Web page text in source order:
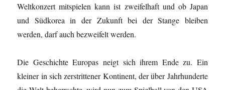
Weltkonzert mitspielen kann ist zweifelhaft und ob Japan
und Südkorea in der Zukunft bei der Stange bleiben
werden, darf auch bezweifelt werden.
Die Geschichte Europas neigt sich ihrem Ende zu. Ein
kleiner in sich zerstrittener Kontinent, der über Jahrhunderte